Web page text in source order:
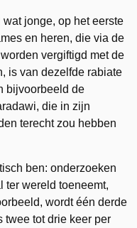
jonge, op het eerste
en heren, die via de
vergiftigd met de
is van dezelfde rabiate
bijvoorbeeld de
die in zijn
terecht zou hebben
ben: onderzoeken
ter wereld toeneemt,
wordt één derde
twee tot drie keer per